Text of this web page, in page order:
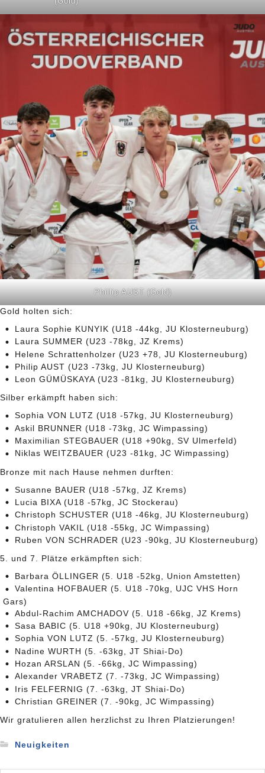
Phillip AUST (Gold)
Gold holten sich:
Laura Sophie KUNYIK (U18 -44kg, JU Klosterneuburg)
Laura SUMMER (U23 -78kg, JZ Krems)
Helene Schrattenholzer (U23 +78, JU Klosterneuburg)
Philip AUST (U23 -73kg, JU Klosterneuburg)
Leon GÜMÜSKAYA (U23 -81kg, JU Klosterneuburg)
Silber erkämpft haben sich:
Sophia VON LUTZ (U18 -57kg, JU Klosterneuburg)
Askil BRUNNER (U18 -73kg, JC Wimpassing)
Maximilian STEGBAUER (U18 +90kg, SV Ulmerfeld)
Niklas WEITZBAUER (U23 -81kg, JC Wimpassing)
Bronze mit nach Hause nehmen durften:
Susanne BAUER (U18 -57kg, JZ Krems)
Lucia BIXA (U18 -57kg, JC Stockerau)
Christoph SCHUSTER (U18 -46kg, JU Klosterneuburg)
Christoph VAKIL (U18 -55kg, JC Wimpassing)
Ruben VON SCHRADER (U23 -90kg, JU Klosterneuburg)
5. und 7. Plätze erkämpften sich:
Barbara ÖLLINGER (5. U18 -52kg, Union Amstetten)
Valentina HOFBAUER (5. U18 -70kg, UJC VHS Horn
Gars)
Abdul-Rachim AMCHADOV (5. U18 -66kg, JZ Krems)
Sasa BABIC (5. U18 +90kg, JU Klosterneuburg)
Sophia VON LUTZ (5. -57kg, JU Klosterneuburg)
Nadine WURTH (5. -63kg, JT Shiai-Do)
Hozan ARSLAN (5. -66kg, JC Wimpassing)
Alexander VRABETZ (7. -73kg, JC Wimpassing)
Iris FELFERNIG (7. -63kg, JT Shiai-Do)
Christian GREINER (7. -90kg, JC Wimpassing)
Wir gratulieren allen herzlichst zu Ihren Platzierungen!
Neuigkeiten